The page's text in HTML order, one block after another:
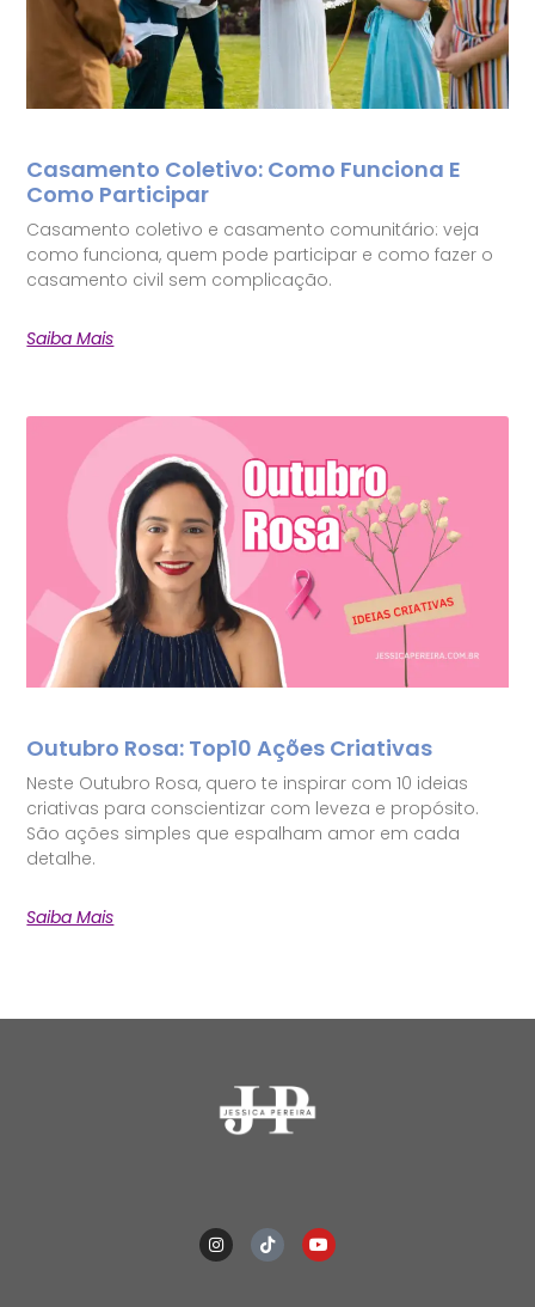
Casamento Coletivo: Como Funciona E
Como Participar
Casamento coletivo e casamento comunitário: veja
como funciona, quem pode participar e como fazer o
casamento civil sem complicação.
Saiba Mais
Outubro Rosa: Top10 Ações Criativas
Neste Outubro Rosa, quero te inspirar com 10 ideias
criativas para conscientizar com leveza e propósito.
São ações simples que espalham amor em cada
detalhe.
Saiba Mais